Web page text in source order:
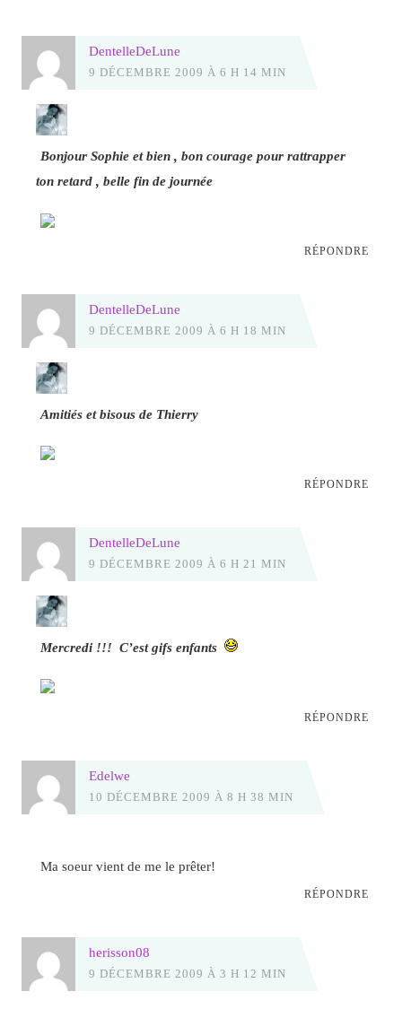
DentelleDeLune
9 DÉCEMBRE 2009 À 6 H 14 MIN
Bonjour Sophie et bien , bon courage pour rattrapper
ton retard , belle fin de journée
RÉPONDRE
DentelleDeLune
9 DÉCEMBRE 2009 À 6 H 18 MIN
Amitiés et bisous de Thierry
RÉPONDRE
DentelleDeLune
9 DÉCEMBRE 2009 À 6 H 21 MIN
Mercredi !!! C’est gifs enfants
RÉPONDRE
Edelwe
10 DÉCEMBRE 2009 À 8 H 38 MIN
Ma soeur vient de me le prêter!
RÉPONDRE
herisson08
9 DÉCEMBRE 2009 À 3 H 12 MIN